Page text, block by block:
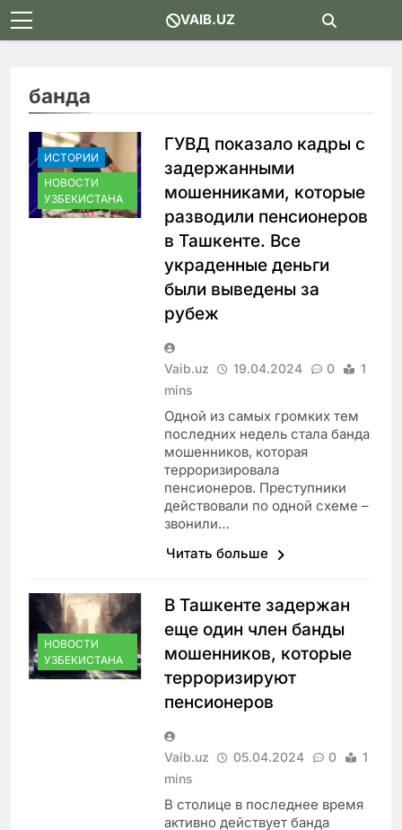
Skip
to
VAIB.UZ
банда
ИСТОРИИ
НОВОСТИ
УЗБЕКИСТАНА
ГУВД показало кадры с
задержанными
мошенниками, которые
разводили пенсионеров
в Ташкенте. Все
украденные деньги
были выведены за
рубеж
Vaib.uz 19.04.2024 0
1
mins
Одной из самых громких тем
последних недель стала банда
мошенников, которая
терроризировала
пенсионеров. Преступники
действовали по одной схеме –
звонили…
Читать больше
НОВОСТИ
УЗБЕКИСТАНА
В Ташкенте задержан
еще один член банды
мошенников, которые
терроризируют
пенсионеров
Vaib.uz 05.04.2024 0
1
mins
В столице в последнее время
активно действует банда